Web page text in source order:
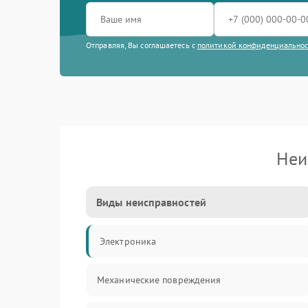
Отправляя, Вы соглашаетесь с политикой
Виды неисправностей
Электроника
Механические повреждения